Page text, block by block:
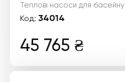
Теплові насоси для басейну
Код: 34014
45 765 ₴